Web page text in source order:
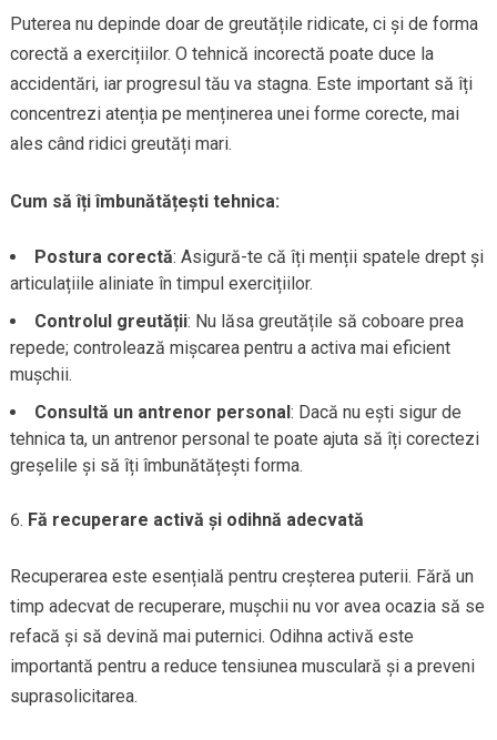
Puterea nu depinde doar de greutățile ridicate, ci și de forma
corectă a exercițiilor. O tehnică incorectă poate duce la
accidentări, iar progresul tău va stagna. Este important să îți
concentrezi atenția pe menținerea unei forme corecte, mai
ales când ridici greutăți mari.
Cum să îți îmbunătățești tehnica:
Postura corectă: Asigură-te că îți menții spatele drept și
articulațiile aliniate în timpul exercițiilor.
Controlul greutății: Nu lăsa greutățile să coboare prea
repede; controlează mișcarea pentru a activa mai eficient
mușchii.
Consultă un antrenor personal: Dacă nu ești sigur de
tehnica ta, un antrenor personal te poate ajuta să îți corectezi
greșelile și să îți îmbunătățești forma.
Fă recuperare activă și odihnă adecvată
Recuperarea este esențială pentru creșterea puterii. Fără un
timp adecvat de recuperare, mușchii nu vor avea ocazia să se
refacă și să devină mai puternici. Odihna activă este
importantă pentru a reduce tensiunea musculară și a preveni
suprasolicitarea.